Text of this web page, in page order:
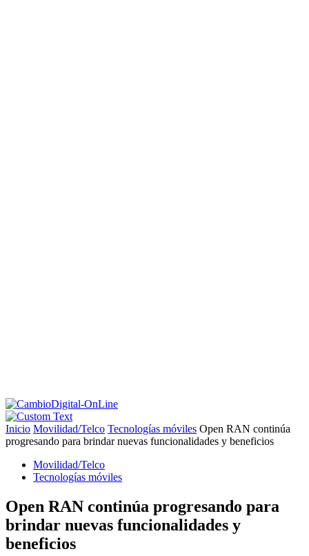
Inicio Movilidad/Telco Tecnologías móviles Open RAN continúa
progresando para brindar nuevas funcionalidades y beneficios
Movilidad/Telco
Tecnologías móviles
Open RAN continúa progresando para
brindar nuevas funcionalidades y
beneficios